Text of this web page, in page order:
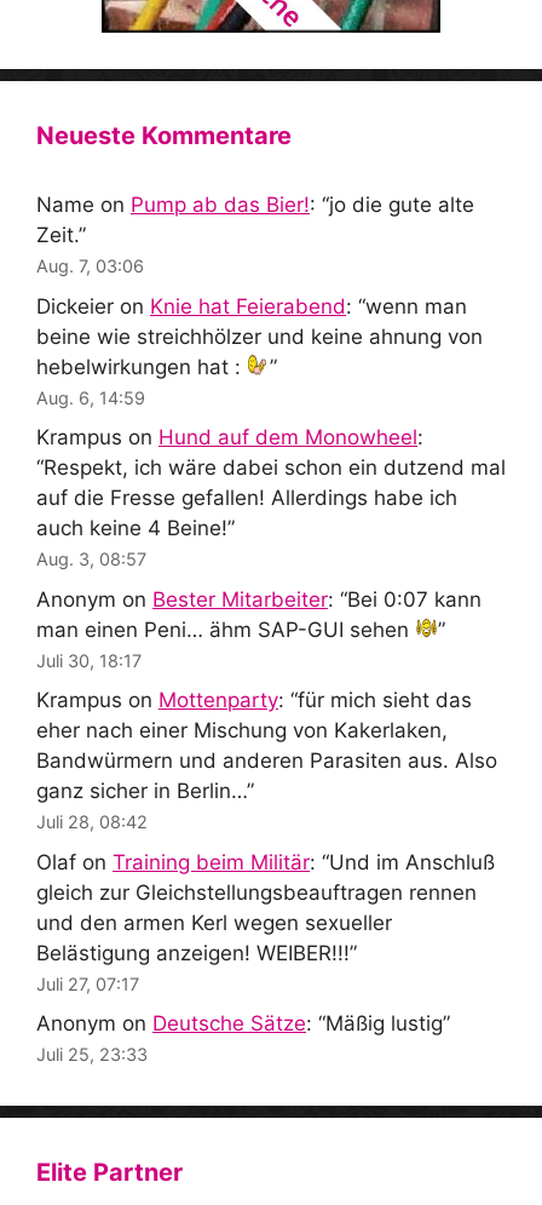
Neueste Kommentare
Name on Pump ab das Bier!: “jo die gute alte
Zeit.”
Aug. 7, 03:06
Dickeier on Knie hat Feierabend: “wenn man
beine wie streichhölzer und keine ahnung von
hebelwirkungen hat :
”
Aug. 6, 14:59
Krampus on Hund auf dem Monowheel:
“Respekt, ich wäre dabei schon ein dutzend mal
auf die Fresse gefallen! Allerdings habe ich
auch keine 4 Beine!”
Aug. 3, 08:57
Anonym on Bester Mitarbeiter: “Bei 0:07 kann
man einen Peni… ähm SAP-GUI sehen
”
Juli 30, 18:17
Krampus on Mottenparty: “für mich sieht das
eher nach einer Mischung von Kakerlaken,
Bandwürmern und anderen Parasiten aus. Also
ganz sicher in Berlin…”
Juli 28, 08:42
Olaf on Training beim Militär: “Und im Anschluß
gleich zur Gleichstellungsbeauftragen rennen
und den armen Kerl wegen sexueller
Belästigung anzeigen! WEIBER!!!”
Juli 27, 07:17
Anonym on Deutsche Sätze: “Mäßig lustig”
Juli 25, 23:33
Elite Partner